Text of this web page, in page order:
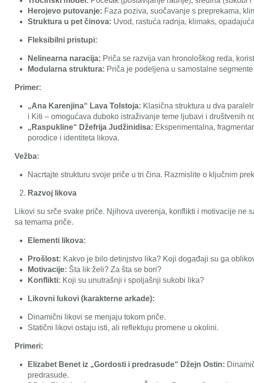
Herojevo putovanje: Faza poziva, suočavanje s preprekama,
Struktura u pet činova: Uvod, rastuća radnja, klimaks,
Fleksibilni pristupi:
Nelinearna naracija: Priča se razvija van hronološkog reda,
Modularna struktura: Priča je podeljena u samostalne
Primer:
„Ana Karenjina“ Lava Tolstoja: Klasična struktura u dva
i Kiti – omogućava duboko istraživanje teme ljubavi i društvenih
„Raspukline“ Džefrija Judžinidisa: Eksperimentalna,
porodice i identiteta likova.
Vežba:
Nacrtajte strukturu svoje priče u tri čina. Razmislite o ključnim
Razvoj likova
Likovi su srče svake priče. Njihova uverenja, konflikti i motivacije ne
sa temama priče.
Elementi likova:
Prošlost: Kakvo je bilo detinjstvo lika? Koji događaji su ga
Motivacije: Šta lik želi? Za šta se bori?
Konflikti: Koji su unutrašnji i spoljašnji sukobi lika?
Likovni lukovi (karakterne arkade):
Dinamični likovi se menjaju tokom priče.
Statični likovi ostaju isti, ali reflektuju promene u okolini.
Primeri:
Elizabet Benet iz „Gordosti i predrasude“ Džejn Ostin:
predrasude.